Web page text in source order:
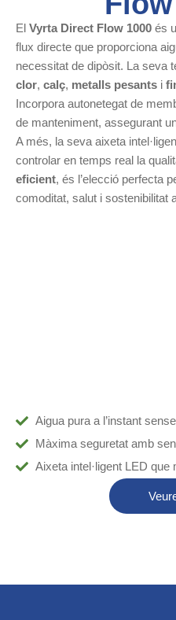
El Vyrta Direct Flow 1000 és
flux directe que proporciona
necessitat de dipòsit. La seva
clor, calç, metalls pesants i
Incorpora autonetegat de
de manteniment, assegurant
A més, la seva aixeta
controlar en temps real la
eficient, és l’elecció perfecta
comoditat, salut i sostenibilitat
Aigua pura a l’instant
Màxima seguretat amb
Aixeta intel·ligent LED que